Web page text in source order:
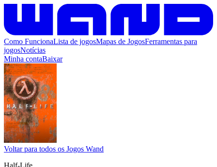
Como FuncionaLista de jogosMapas de JogosFerramentas para
jogosNotícias
Minha contaBaixar
Voltar para todos os Jogos Wand
Half-Life